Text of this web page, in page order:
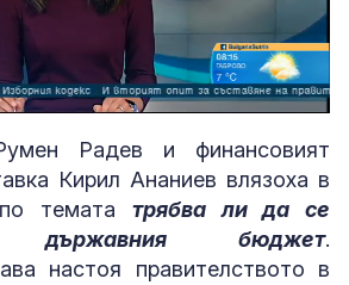
:
Радев и финансовият
Кирил Ананиев влязоха в
темата трябва ли да се
държавния бюджет.
настоя правителството в